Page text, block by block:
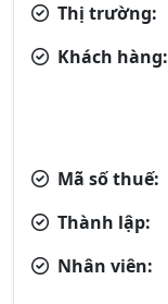
Thị trường:
Khách hàng:
Mã số thuế:
Thành lập:
Nhân viên: